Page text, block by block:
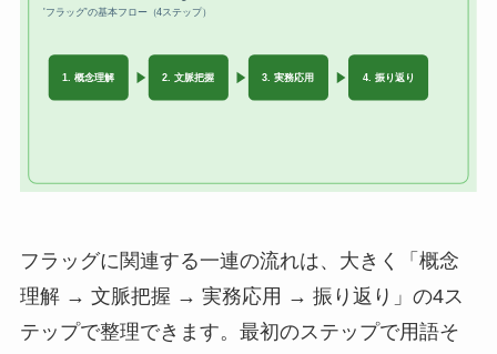
フラッグに関連する一連の流れは、大きく「概念
理解 → 文脈把握 → 実務応用 → 振り返り」の4ス
テップで整理できます。最初のステップで用語そ